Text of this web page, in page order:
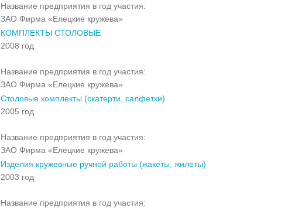
Название предприятия в год участия:
ЗАО Фирма «Елецкие кружева»
КОМПЛЕКТЫ СТОЛОВЫЕ
2008 год
Название предприятия в год участия:
ЗАО Фирма «Елецкие кружева»
Столовые комплекты (скатерти, салфетки)
2005 год
Название предприятия в год участия:
ЗАО Фирма «Елецкие кружева»
Изделия кружевные ручной работы (жакеты, жилеты)
2003 год
Название предприятия в год участия: